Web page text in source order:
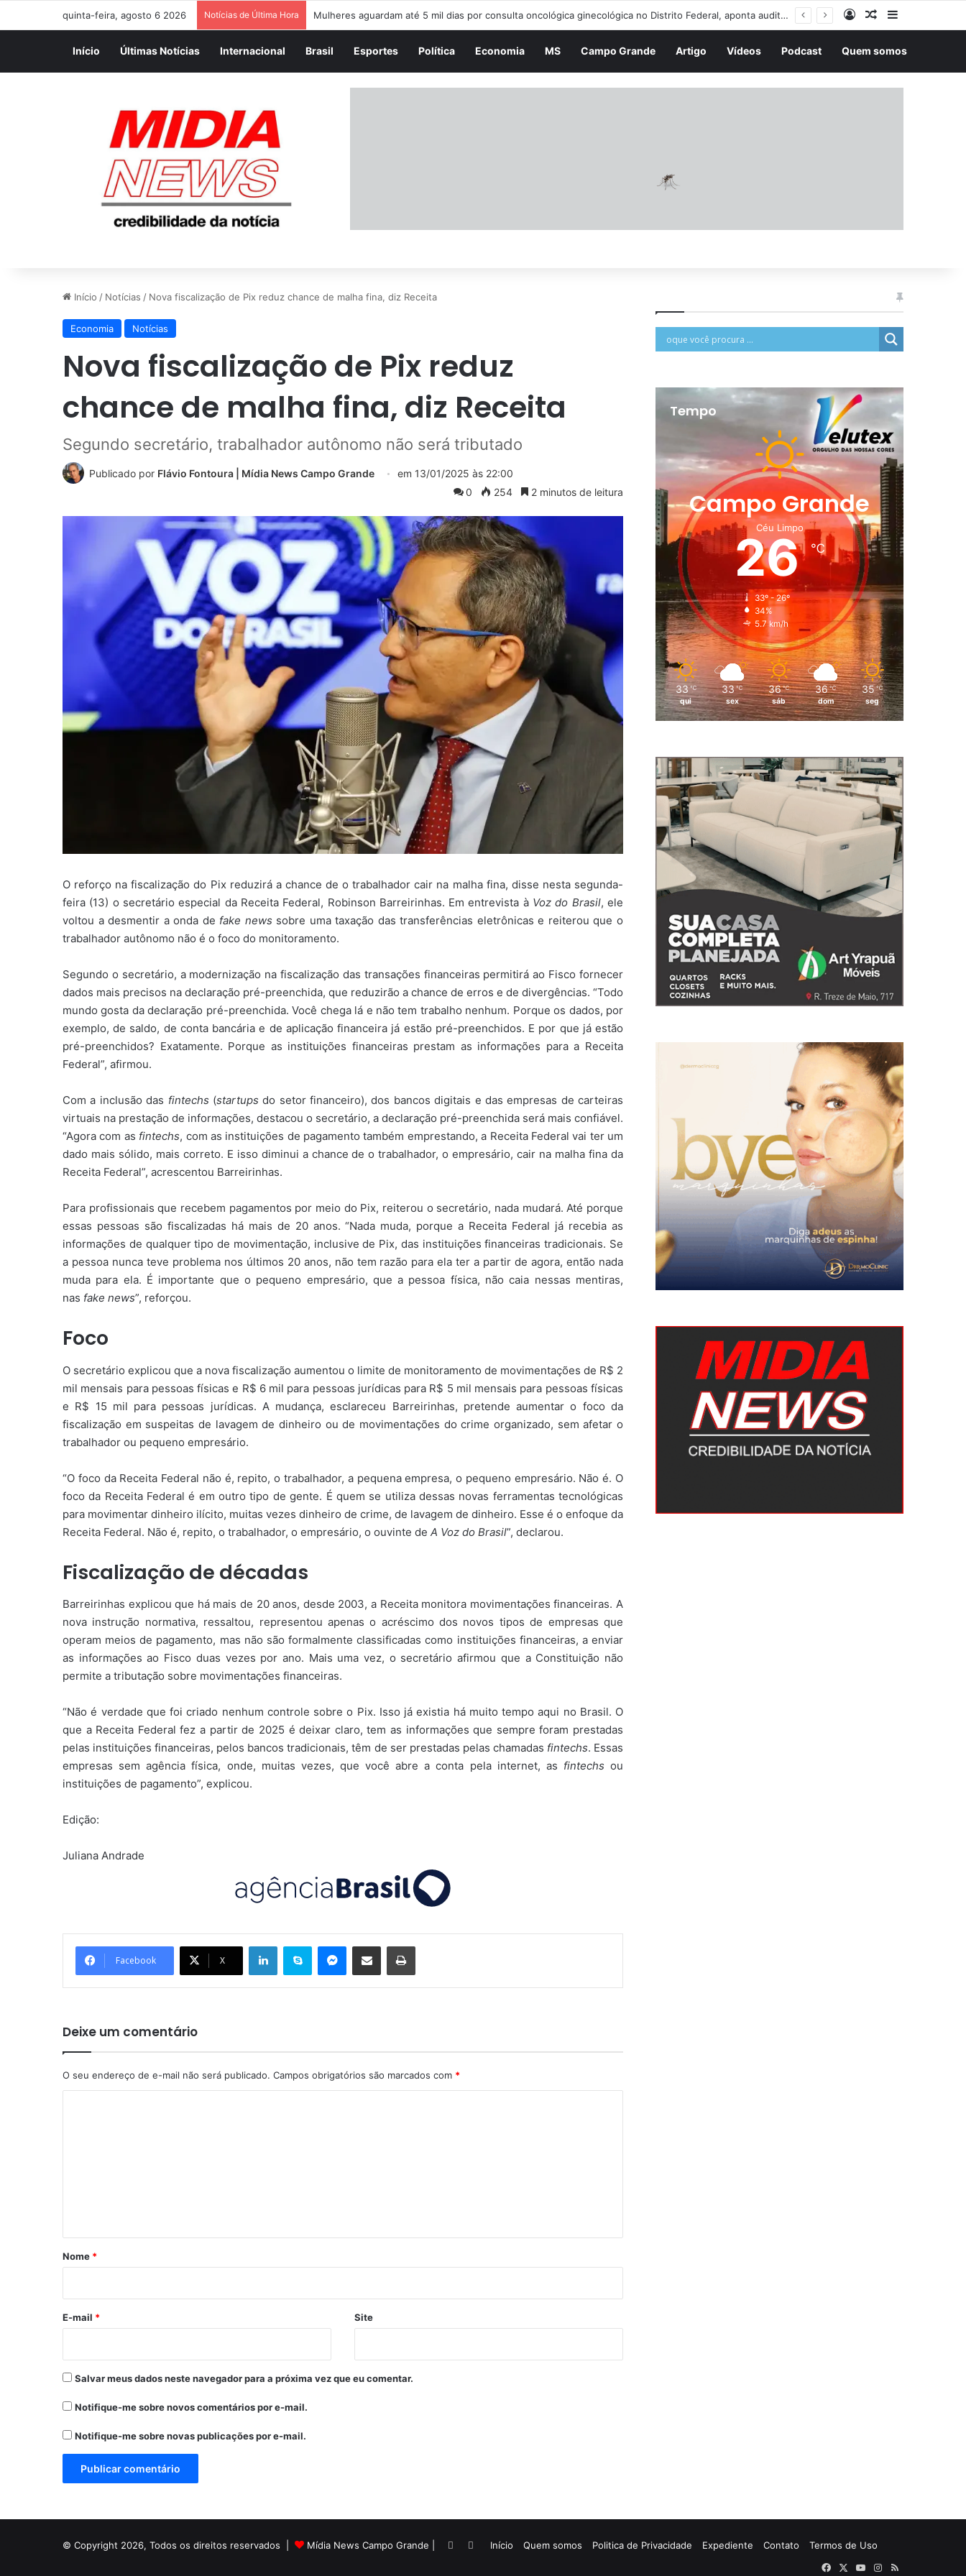
quinta-feira, agosto 6 2026 Notícias de Última Hora JORNAL DA MANHÃ – 2° EDIÇÃO – 06/08/202 EntrarArtigo aleatório
Início Últimas Notícias Internacional Brasil Esportes Política Economia MS Campo Grande Artigo Vídeos Podcast Quem somos
Início / Notícias / Nova fiscalização de Pix reduz chance de malha fina, diz Receita
Economia Notícias
Nova fiscalização de Pix reduz
chance de malha fina, diz Receita
Segundo secretário, trabalhador autônomo não será tributado
Publicado por Flávio Fontoura | Mídia News Campo Grande em 13/01/2025 às 22:00
0
254 2 minutos de leitura
O reforço na fiscalização do Pix reduzirá a chance de o trabalhador cair na malha fina, disse nesta segunda-
feira (13) o secretário especial da Receita Federal, Robinson Barreirinhas. Em entrevista à Voz do Brasil, ele
voltou a desmentir a onda de fake news sobre uma taxação das transferências eletrônicas e reiterou que o
trabalhador autônomo não é o foco do monitoramento.
Segundo o secretário, a modernização na fiscalização das transações financeiras permitirá ao Fisco fornecer
dados mais precisos na declaração pré-preenchida, que reduzirão a chance de erros e de divergências. “Todo
mundo gosta da declaração pré-preenchida. Você chega lá e não tem trabalho nenhum. Porque os dados, por
exemplo, de saldo, de conta bancária e de aplicação financeira já estão pré-preenchidos. E por que já estão
pré-preenchidos? Exatamente. Porque as instituições financeiras prestam as informações para a Receita
Federal”, afirmou.
Com a inclusão das fintechs (startups do setor financeiro), dos bancos digitais e das empresas de carteiras
virtuais na prestação de informações, destacou o secretário, a declaração pré-preenchida será mais confiável.
“Agora com as fintechs, com as instituições de pagamento também emprestando, a Receita Federal vai ter um
dado mais sólido, mais correto. E isso diminui a chance de o trabalhador, o empresário, cair na malha fina da
Receita Federal”, acrescentou Barreirinhas.
Para profissionais que recebem pagamentos por meio do Pix, reiterou o secretário, nada mudará. Até porque
essas pessoas são fiscalizadas há mais de 20 anos. “Nada muda, porque a Receita Federal já recebia as
informações de qualquer tipo de movimentação, inclusive de Pix, das instituições financeiras tradicionais. Se
a pessoa nunca teve problema nos últimos 20 anos, não tem razão para ela ter a partir de agora, então nada
muda para ela. É importante que o pequeno empresário, que a pessoa física, não caia nessas mentiras,
nas fake news”, reforçou.
Foco
O secretário explicou que a nova fiscalização aumentou o limite de monitoramento de movimentações de R$ 2
mil mensais para pessoas físicas e R$ 6 mil para pessoas jurídicas para R$ 5 mil mensais para pessoas físicas
e R$ 15 mil para pessoas jurídicas. A mudança, esclareceu Barreirinhas, pretende aumentar o foco da
fiscalização em suspeitas de lavagem de dinheiro ou de movimentações do crime organizado, sem afetar o
trabalhador ou pequeno empresário.
“O foco da Receita Federal não é, repito, o trabalhador, a pequena empresa, o pequeno empresário. Não é. O
foco da Receita Federal é em outro tipo de gente. É quem se utiliza dessas novas ferramentas tecnológicas
para movimentar dinheiro ilícito, muitas vezes dinheiro de crime, de lavagem de dinheiro. Esse é o enfoque da
Receita Federal. Não é, repito, o trabalhador, o empresário, o ouvinte de A Voz do Brasil”, declarou.
Fiscalização de décadas
Barreirinhas explicou que há mais de 20 anos, desde 2003, a Receita monitora movimentações financeiras. A
nova instrução normativa, ressaltou, representou apenas o acréscimo dos novos tipos de empresas que
operam meios de pagamento, mas não são formalmente classificadas como instituições financeiras, a enviar
as informações ao Fisco duas vezes por ano. Mais uma vez, o secretário afirmou que a Constituição não
permite a tributação sobre movimentações financeiras.
“Não é verdade que foi criado nenhum controle sobre o Pix. Isso já existia há muito tempo aqui no Brasil. O
que a Receita Federal fez a partir de 2025 é deixar claro, tem as informações que sempre foram prestadas
pelas instituições financeiras, pelos bancos tradicionais, têm de ser prestadas pelas chamadas fintechs. Essas
empresas sem agência física, onde, muitas vezes, que você abre a conta pela internet, as fintechs ou
instituições de pagamento”, explicou.
Edição:
Juliana Andrade
Facebook X
Deixe um comentário
O seu endereço de e-mail não será publicado. Campos obrigatórios são marcados com *
r
*
Nome *
E-mail * Site
Salvar meus dados neste navegador para a próxima vez que eu comentar.
Notifique-me sobre novos comentários por e-mail.
Notifique-me sobre novas publicações por e-mail.
Tempo
Campo Grande
Céu Limpo
26℃
33º - 26º
34%
5.7 km/h
33 ℃
qui
33 ℃
sex
36 ℃
sáb
36 ℃
dom
35 ℃
seg
© Copyright 2026, Todos os direitos reservados | Mídia News Campo Grande | Início Quem somos Politica de Privacidade Expediente Contato Termos de Uso
Facebook
Twitter
FacebookYouTubeInstagram